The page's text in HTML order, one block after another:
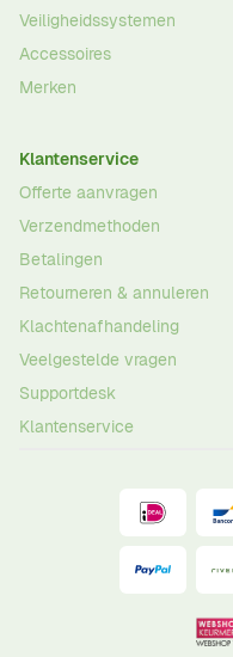
Veiligheidssystemen
Accessoires
Merken
Klantenservice
Offerte aanvragen
Verzendmethoden
Betalingen
Retourneren & annuleren
Klachtenafhandeling
Veelgestelde vragen
Supportdesk
Klantenservice